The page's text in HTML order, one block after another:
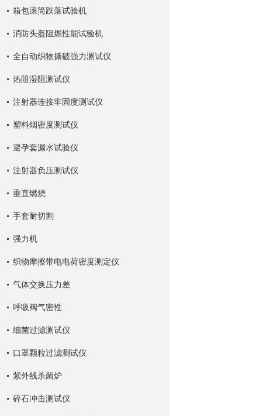
箱包滚筒跌落试验机
消防头盔阻燃性能试验机
全自动织物撕破强力测试仪
热阻湿阻测试仪
注射器连接牢固度测试仪
塑料烟密度测试仪
避孕套漏水试验仪
注射器负压测试仪
垂直燃烧
手套耐切割
强力机
织物摩擦带电电荷密度测定仪
气体交换压力差
呼吸阀气密性
细菌过滤测试仪
口罩颗粒过滤测试仪
紫外线杀菌炉
碎石冲击测试仪